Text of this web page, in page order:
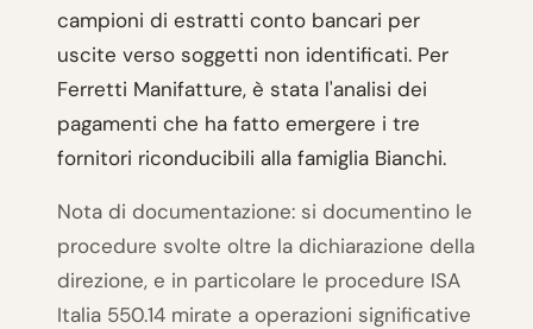
campioni di estratti conto bancari per
uscite verso soggetti non identificati. Per
Ferretti Manifatture, è stata l'analisi dei
pagamenti che ha fatto emergere i tre
fornitori riconducibili alla famiglia Bianchi.
Nota di documentazione: si documentino le
procedure svolte oltre la dichiarazione della
direzione, e in particolare le procedure ISA
Italia 550.14 mirate a operazioni significative